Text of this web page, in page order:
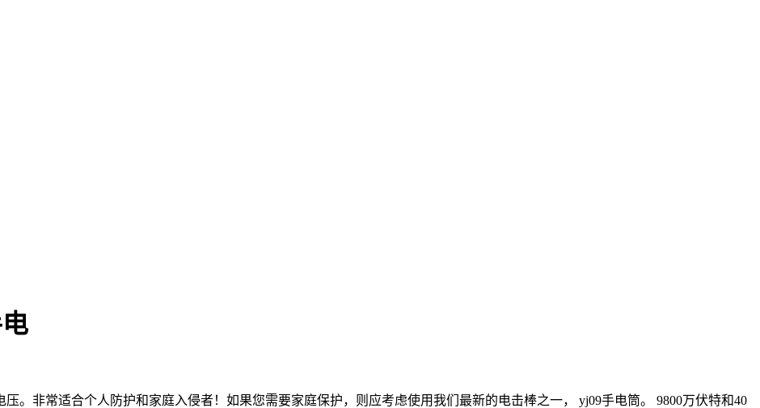
。非常适合个人防护和家庭入侵者！如果您需要家庭保护，则应考虑使用我们最新的电击棒之一， yj09手电筒。 9800万伏特和40